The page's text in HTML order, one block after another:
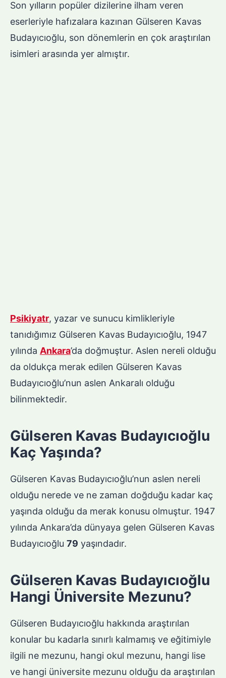
Son yılların popüler dizilerine ilham veren
eserleriyle hafızalara kazınan Gülseren Kavas
Budayıcıoğlu, son dönemlerin en çok araştırılan
isimleri arasında yer almıştır.
Psikiyatr, yazar ve sunucu kimlikleriyle
tanıdığımız Gülseren Kavas Budayıcıoğlu, 1947
yılında Ankara’da doğmuştur. Aslen nereli olduğu
da oldukça merak edilen Gülseren Kavas
Budayıcıoğlu’nun aslen Ankaralı olduğu
bilinmektedir.
Gülseren Kavas Budayıcıoğlu
Kaç Yaşında?
Gülseren Kavas Budayıcıoğlu’nun aslen nereli
olduğu nerede ve ne zaman doğduğu kadar kaç
yaşında olduğu da merak konusu olmuştur. 1947
yılında Ankara’da dünyaya gelen Gülseren Kavas
Budayıcıoğlu 79 yaşındadır.
Gülseren Kavas Budayıcıoğlu
Hangi Üniversite Mezunu?
Gülseren Budayıcıoğlu hakkında araştırılan
konular bu kadarla sınırlı kalmamış ve eğitimiyle
ilgili ne mezunu, hangi okul mezunu, hangi lise
ve hangi üniversite mezunu olduğu da araştırılan